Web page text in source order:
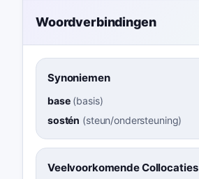
Woordverbindingen
Synoniemen
base(basis)
sostén (steun/ondersteuning)
Veelvoorkomende Collocaties